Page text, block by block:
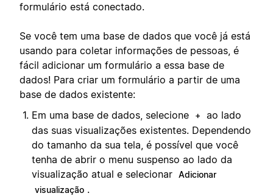
formulário está conectado.
Se você tem uma base de dados que você já está
usando para coletar informações de pessoas, é
fácil adicionar um formulário a essa base de
dados! Para criar um formulário a partir de uma
base de dados existente:
Em uma base de dados, selecione
+
ao lado
das suas visualizações existentes. Dependendo
do tamanho da sua tela, é possível que você
tenha de abrir o menu suspenso ao lado da
visualização atual e selecionar Adicionar
visualização .